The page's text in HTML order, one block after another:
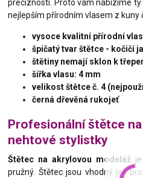
preciznosti. Proto vám nabízíme ty
nejlepším přírodním vlasem z kuny
vysoce kvalitní přírodní
špičatý tvar štětce - kočičí
štětiny nemají sklon k
šířka vlasu: 4 mm
velikost štětce č. 4
černá dřevěná rukojeť
Profesionální štětce
nehtové stylistky
Štětec na akrylovou modelážje
pružný. Štětec jsou vhodný jak